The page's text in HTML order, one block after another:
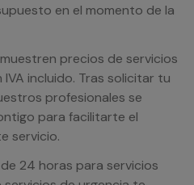
en el momento de la
precios de servicios
incluido. Tras solicitar tu
profesionales se
para facilitarte el
servicio.
24 horas para servicios